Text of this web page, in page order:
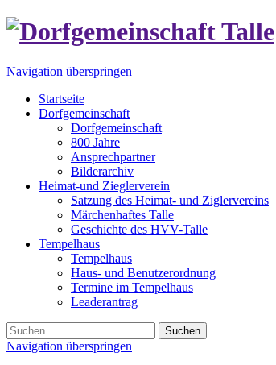
Navigation überspringen
Startseite
Dorfgemeinschaft
Dorfgemeinschaft
800 Jahre
Ansprechpartner
Bilderarchiv
Heimat-und Zieglerverein
Satzung des Heimat- und Ziglervereins
Märchenhaftes Talle
Geschichte des HVV-Talle
Tempelhaus
Tempelhaus
Haus- und Benutzerordnung
Termine im Tempelhaus
Leaderantrag
Suchen
Navigation überspringen